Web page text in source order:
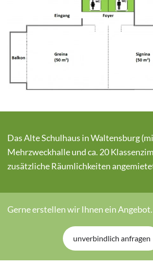
Das Alte Schulhaus in Waltensburg
Mehrzweckhalle und ca. 20
zusätzliche Räumlichkeiten
Gerne erstellen wir Ihnen ein Angebot.
unverbindlich anfragen